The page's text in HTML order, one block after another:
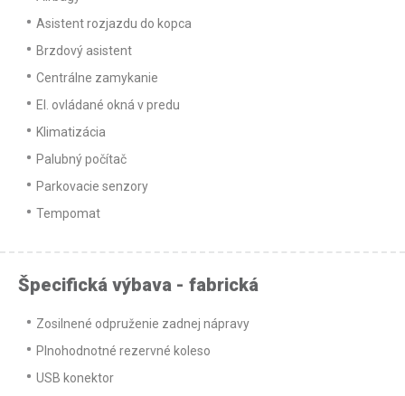
Asistent rozjazdu do kopca
Brzdový asistent
Centrálne zamykanie
El. ovládané okná v predu
Klimatizácia
Palubný počítač
Parkovacie senzory
Tempomat
Špecifická výbava - fabrická
Zosilnené odpruženie zadnej nápravy
Plnohodnotné rezervné koleso
USB konektor